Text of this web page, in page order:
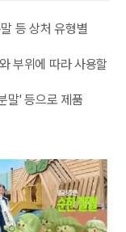
등 상처 유형별
부위에 따라 사용할
말' 등으로 제품